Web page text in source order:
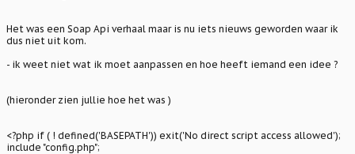
Het was een Soap Api verhaal maar is nu iets nieuws geworden waar ik
dus niet uit kom.
- ik weet niet wat ik moet aanpassen en hoe heeft iemand een idee ?
(hieronder zien jullie hoe het was )
<?php if ( ! defined('BASEPATH')) exit('No direct script access allowed');
include "config.php";